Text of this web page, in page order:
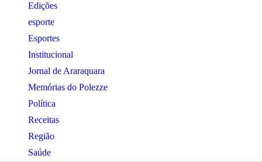
Edições
esporte
Esportes
Institucional
Jornal de Araraquara
Memórias do Polezze
Política
Receitas
Região
Saúde